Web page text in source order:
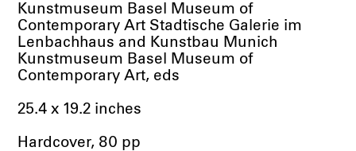
Kunstmuseum Basel Museum of
Contemporary Art Stadtische Galerie im
Lenbachhaus and Kunstbau Munich
Kunstmuseum Basel Museum of
Contemporary Art, eds
25.4 x 19.2 inches
Hardcover, 80 pp